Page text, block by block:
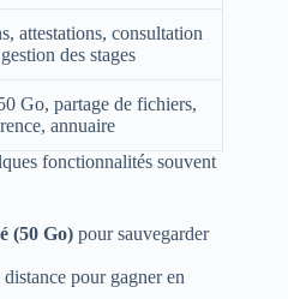
attestations, consultation
des stages
Go, partage de fichiers,
annuaire
fonctionnalités souvent
(50 Go) pour sauvegarder
pour gagner en